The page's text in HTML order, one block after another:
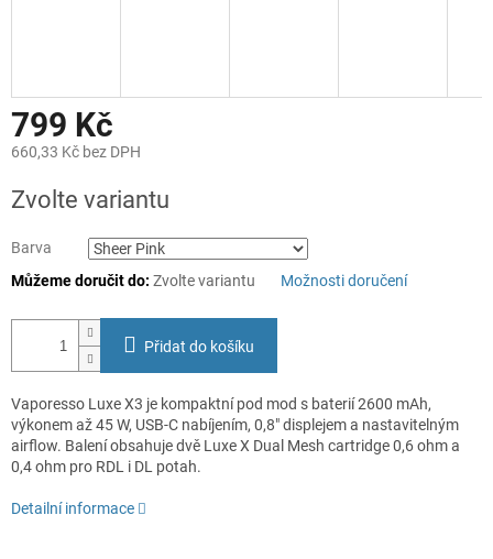
799 Kč
660,33 Kč bez DPH
cena:
Zvolte variantu
Barva
Můžeme doručit do: Zvolte variantu Možnosti doručení
Přidat do košíku
Vaporesso Luxe X3 je kompaktní pod mod s baterií 2600 mAh,
výkonem až 45 W, USB-C nabíjením, 0,8" displejem a nastavitelným
airflow. Balení obsahuje dvě Luxe X Dual Mesh cartridge 0,6 ohm a
0,4 ohm pro RDL i DL potah.
Detailní informace